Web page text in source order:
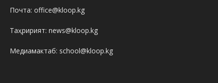
Почта: office@kloop.kg
Таҳририят: news@kloop.kg
Медиамактаб: school@kloop.kg